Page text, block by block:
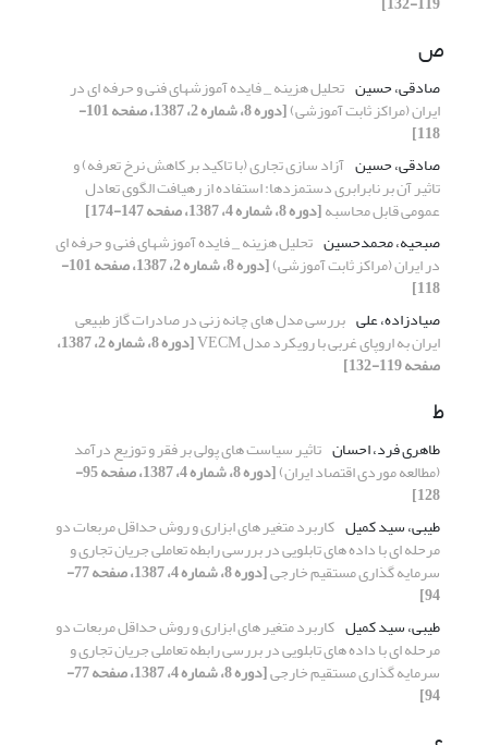
ص
صادقی، حسین تحلیل هزینه _ فایده آموزشهای فنی و حرفه ای در
ایران (مراکز ثابت آموزشی) [دوره 8، شماره 2، 1387، صفحه 101-
118]
صادقی، حسین آزاد سازی تجاری (با تاکید بر کاهش نرخ تعرفه) و
تاثیر آن بر نابرابری دستمزدها: استفاده از رهیافت الگوی تعادل
عمومی قابل محاسبه[دوره 8، شماره 4، 1387، صفحه 147-174]
صبحیه، محمدحسین تحلیل هزینه _ فایده آموزشهای فنی و حرفه ای
در ایران (مراکز ثابت آموزشی) [دوره 8، شماره 2، 1387، صفحه 101-
118]
صیادزاده، علی بررسی مدل های چانه زنی در صادرات گاز طبیعی
ایران به اروپای غربی با رویکرد مدل VECM [دوره 8، شماره 2، 1387،
صفحه 119-132]
ط
طاهری فرد، احسان تاثیر سیاست های پولی بر فقر و توزیع درآمد
(مطالعه موردی اقتصاد ایران) [دوره 8، شماره 4، 1387، صفحه 95-
128]
طیبی، سید کمیل کاربرد متغیر های ابزاری و روش حداقل مربعات دو
مرحله ای با داده های تابلویی در بررسی رابطه تعاملی جریان تجاری و
سرمایه گذاری مستقیم خارجی [دوره 8، شماره 4، 1387، صفحه 77-
94]
طیبی، سید کمیل کاربرد متغیر های ابزاری و روش حداقل مربعات دو
مرحله ای با داده های تابلویی در بررسی رابطه تعاملی جریان تجاری و
سرمایه گذاری مستقیم خارجی [دوره 8، شماره 4، 1387، صفحه 77-
94]